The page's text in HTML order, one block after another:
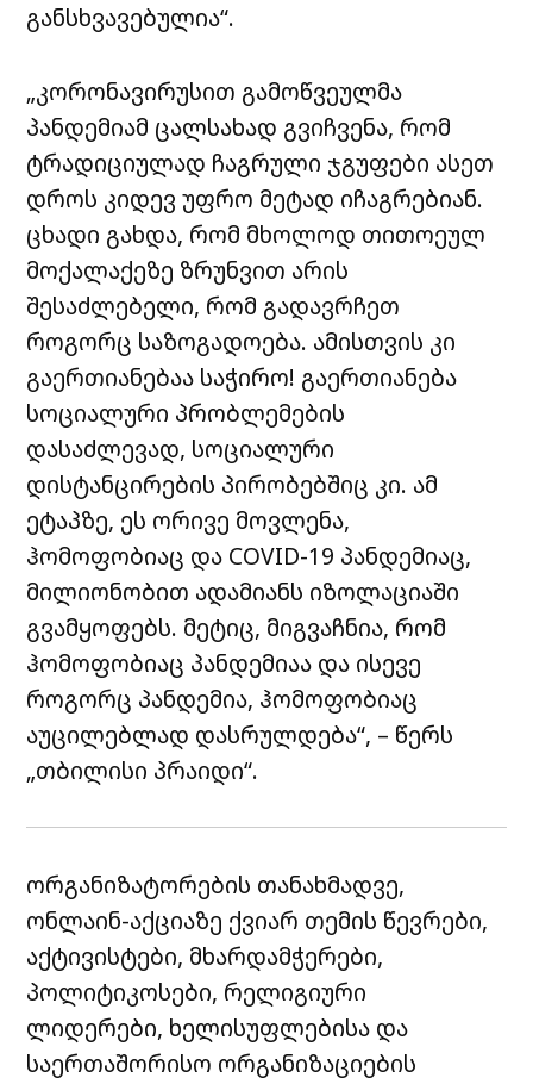
განსხვავებულია“.
„კორონავირუსით გამოწვეულმა
პანდემიამ ცალსახად გვიჩვენა, რომ
ტრადიციულად ჩაგრული ჯგუფები ასეთ
დროს კიდევ უფრო მეტად იჩაგრებიან.
ცხადი გახდა, რომ მხოლოდ თითოეულ
მოქალაქეზე ზრუნვით არის
შესაძლებელი, რომ გადავრჩეთ
როგორც საზოგადოება. ამისთვის კი
გაერთიანებაა საჭირო! გაერთიანება
სოციალური პრობლემების
დასაძლევად, სოციალური
დისტანცირების პირობებშიც კი. ამ
ეტაპზე, ეს ორივე მოვლენა,
ჰომოფობიაც და COVID-19 პანდემიაც,
მილიონობით ადამიანს იზოლაციაში
გვამყოფებს. მეტიც, მიგვაჩნია, რომ
ჰომოფობიაც პანდემიაა და ისევე
როგორც პანდემია, ჰომოფობიაც
აუცილებლად დასრულდება“, – წერს
„თბილისი პრაიდი“.
ორგანიზატორების თანახმადვე,
ონლაინ-აქციაზე ქვიარ თემის წევრები,
აქტივისტები, მხარდამჭერები,
პოლიტიკოსები, რელიგიური
ლიდერები, ხელისუფლებისა და
საერთაშორისო ორგანიზაციების